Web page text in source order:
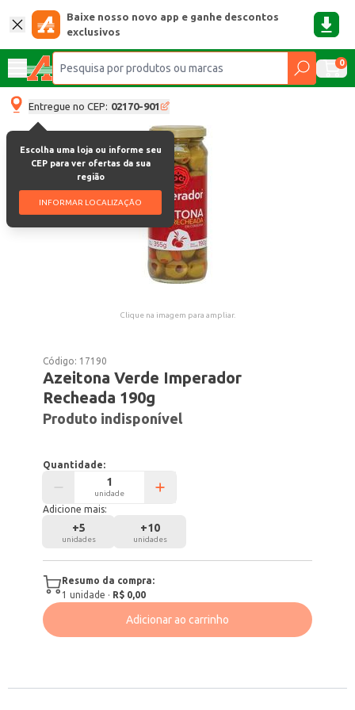
Baixe nosso novo app e ganhe descontos
exclusivos
0
Entregue no CEP: 02170-901
Escolha uma loja ou informe seu
CEP para ver ofertas da sua
região
INFORMAR LOCALIZAÇÃO
Clique na imagem para ampliar.
Código: 17190
Azeitona Verde Imperador
Recheada 190g
Produto indisponível
Quantidade:
unidade
Adicione mais:
+5
unidades
+10
unidades
Resumo da compra:
1 unidade · R$ 0,00
Adicionar ao carrinho